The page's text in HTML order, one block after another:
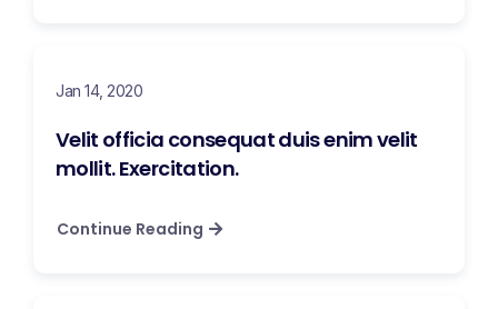
Jan 14, 2020
Velit officia consequat duis enim velit
mollit. Exercitation.
Continue Reading